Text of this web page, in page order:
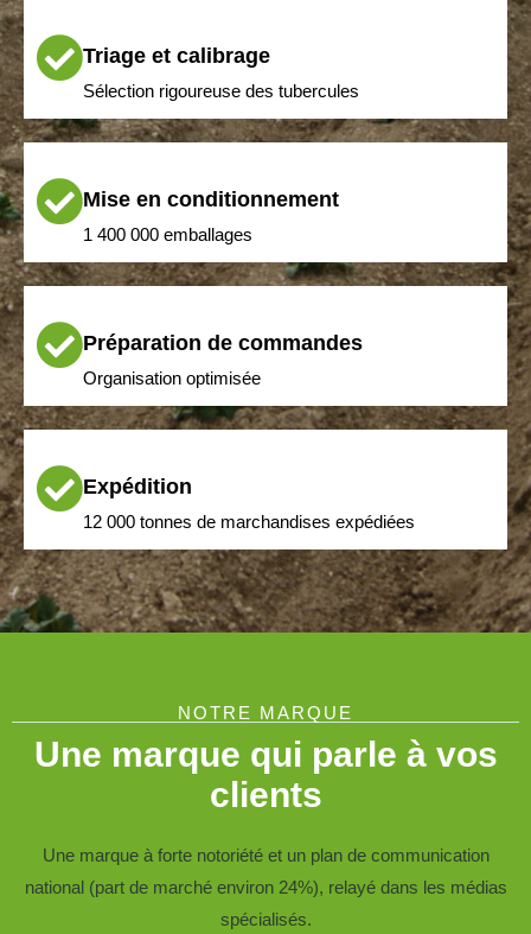
Triage et calibrage
Sélection rigoureuse des tubercules
Mise en conditionnement
1 400 000 emballages
Préparation de commandes
Organisation optimisée
Expédition
12 000 tonnes de marchandises expédiées
NOTRE MARQUE
Une marque qui parle à vos
clients
Une marque à forte notoriété et un plan de communication
national (part de marché environ 24%), relayé dans les médias
spécialisés.